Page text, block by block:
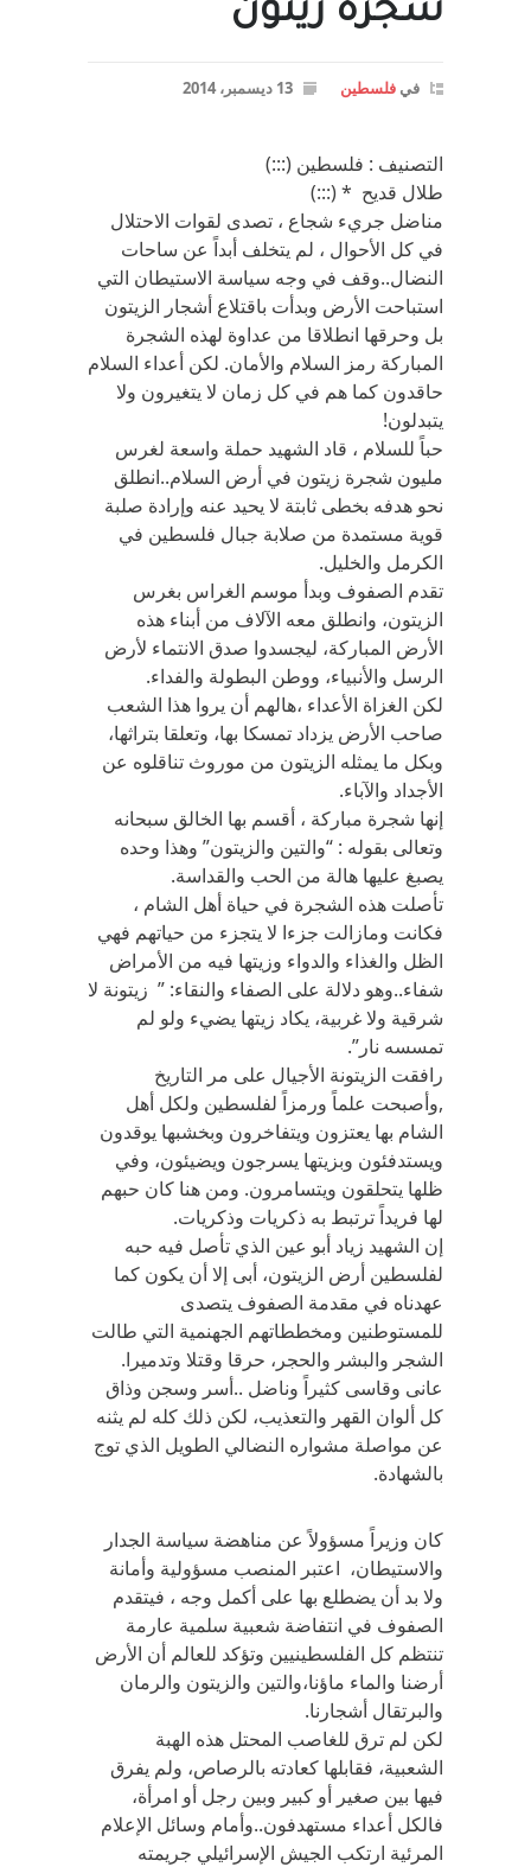
شجرة زيتون
في فلسطين 13 ديسمبر، 2014
التصنيف : فلسطين (:::)
طلال قديح * (:::)
مناضل جريء شجاع ، تصدى لقوات الاحتلال
في كل الأحوال ، لم يتخلف أبداً عن ساحات
النضال..وقف في وجه سياسة الاستيطان التي
استباحت الأرض وبدأت باقتلاع أشجار الزيتون
بل وحرقها انطلاقا من عداوة لهذه الشجرة
المباركة رمز السلام والأمان. لكن أعداء السلام
حاقدون كما هم في كل زمان لا يتغيرون ولا
يتبدلون!
حباً للسلام ، قاد الشهيد حملة واسعة لغرس
مليون شجرة زيتون في أرض السلام..انطلق
نحو هدفه بخطى ثابتة لا يحيد عنه وإرادة صلبة
قوية مستمدة من صلابة جبال فلسطين في
الكرمل والخليل.
تقدم الصفوف وبدأ موسم الغراس بغرس
الزيتون، وانطلق معه الآلاف من أبناء هذه
الأرض المباركة، ليجسدوا صدق الانتماء لأرض
الرسل والأنبياء، ووطن البطولة والفداء.
لكن الغزاة الأعداء ،هالهم أن يروا هذا الشعب
صاحب الأرض يزداد تمسكا بها، وتعلقا بتراثها،
وبكل ما يمثله الزيتون من موروث تناقلوه عن
الأجداد والآباء.
إنها شجرة مباركة ، أقسم بها الخالق سبحانه
وتعالى بقوله : “والتين والزيتون” وهذا وحده
يصبغ عليها هالة من الحب والقداسة.
تأصلت هذه الشجرة في حياة أهل الشام ،
فكانت ومازالت جزءا لا يتجزء من حياتهم فهي
الظل والغذاء والدواء وزيتها فيه من الأمراض
شفاء..وهو دلالة على الصفاء والنقاء: ” زيتونة لا
شرقية ولا غربية، يكاد زيتها يضيء ولو لم
تمسسه نار”.
رافقت الزيتونة الأجيال على مر التاريخ
,وأصبحت علماً ورمزاً لفلسطين ولكل أهل
الشام بها يعتزون ويتفاخرون وبخشبها يوقدون
ويستدفئون وبزيتها يسرجون ويضيئون، وفي
ظلها يتحلقون ويتسامرون. ومن هنا كان حبهم
لها فريداً ترتبط به ذكريات وذكريات.
إن الشهيد زياد أبو عين الذي تأصل فيه حبه
لفلسطين أرض الزيتون، أبى إلا أن يكون كما
عهدناه في مقدمة الصفوف يتصدى
للمستوطنين ومخططاتهم الجهنمية التي طالت
الشجر والبشر والحجر، حرقا وقتلا وتدميرا.
عانى وقاسى كثيراً وناضل ..أسر وسجن وذاق
كل ألوان القهر والتعذيب، لكن ذلك كله لم يثنه
عن مواصلة مشواره النضالي الطويل الذي توج
بالشهادة.
كان وزيراً مسؤولاً عن مناهضة سياسة الجدار
والاستيطان، اعتبر المنصب مسؤولية وأمانة
ولا بد أن يضطلع بها على أكمل وجه ، فيتقدم
الصفوف في انتفاضة شعبية سلمية عارمة
تنتظم كل الفلسطينيين وتؤكد للعالم أن الأرض
أرضنا والماء ماؤنا،والتين والزيتون والرمان
والبرتقال أشجارنا.
لكن لم ترق للغاصب المحتل هذه الهبة
الشعبية، فقابلها كعادته بالرصاص، ولم يفرق
فيها بين صغير أو كبير وبين رجل أو امرأة،
فالكل أعداء مستهدفون..وأمام وسائل الإعلام
المرئية ارتكب الجيش الإسرائيلي جريمته